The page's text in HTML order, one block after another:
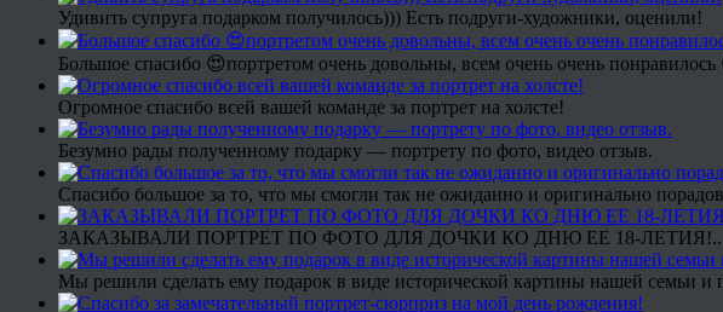
Удивить супруга подарком получилось))) Есть подруги-художники, оценили!
Большое спасибо 😍портретом очень довольны, всем очень очень
Огромное спасибо всей вашей команде за портрет на холсте!
Безумно рады полученному подарку — портрету по фото, видео отзыв.
Спасибо большое за то, что мы смогли так не ожиданно и оригинально
ЗАКАЗЫВАЛИ ПОРТРЕТ ПО ФОТО ДЛЯ ДОЧКИ КО ДНЮ ЕЕ 18-
Мы решили сделать ему подарок в виде исторической картины нашей семьи